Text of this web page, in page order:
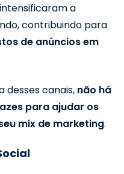
intensificaram a
contribuindo para
de anúncios em
desses canais, não há
para ajudar os
mix de marketing.